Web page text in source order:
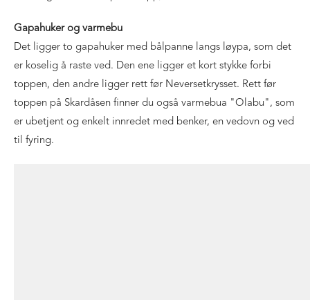
Gapahuker og varmebu
Det ligger to gapahuker med bålpanne langs løypa, som det
er koselig å raste ved. Den ene ligger et kort stykke forbi
toppen, den andre ligger rett før Neversetkrysset. Rett før
toppen på Skardåsen finner du også varmebua "Olabu", som
er ubetjent og enkelt innredet med benker, en vedovn og ved
til fyring.